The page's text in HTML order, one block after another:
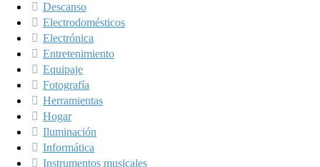
Descanso
Electrodomésticos
Electrónica
Entretenimiento
Equipaje
Fotografía
Herramientas
Hogar
Iluminación
Informática
Instrumentos musicales